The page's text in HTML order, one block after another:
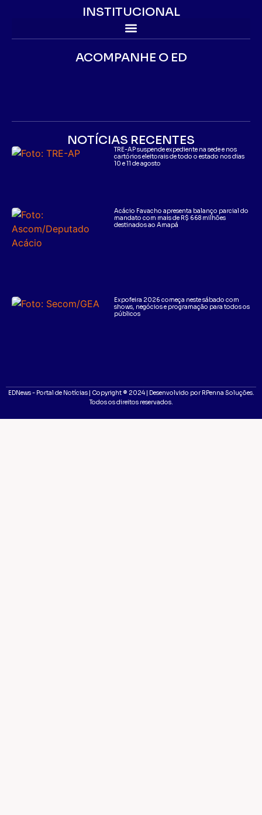
INSTITUCIONAL
ACOMPANHE O ED
NOTÍCIAS RECENTES
TRE-AP suspende expediente na sede e nos
cartórios eleitorais de todo o estado nos dias
10 e 11 de agosto
Acácio Favacho apresenta balanço parcial do
mandato com mais de R$ 668 milhões
destinados ao Amapá
Expofeira 2026 começa neste sábado com
shows, negócios e programação para todos os
públicos
EDNews - Portal de Notícias | Copyright ® 2024 | Desenvolvido por RPenna Soluções.
Todos os direitos reservados.